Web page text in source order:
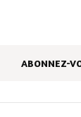
ABONNEZ-